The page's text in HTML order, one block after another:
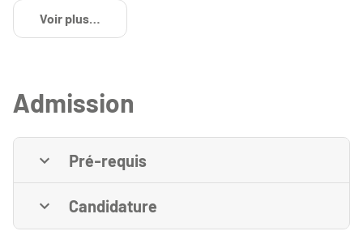
Logo Clermont Foot 63
Voir plusde détails
Admission
Pré-requis
Candidature